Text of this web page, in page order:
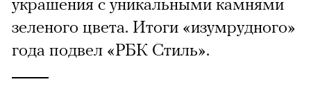
зеленого цвета. Итоги «изумрудного»
года подвел «РБК Стиль».